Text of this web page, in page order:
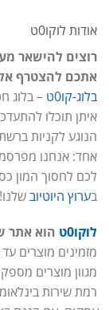
אודות לוקו0ט
רוצים להישאר
אתכם להצטרף
בלוג-קו0ט
– בלוג
איתן תוכלו
הנוגע לקניות
אחד: אנחנו
לכם לחסוך המון
בערוץ היוטיובשלנו!
לוקו0ט הוא אתר
מזמינים מוצרים
מגוון מוצרים
רמת שירות